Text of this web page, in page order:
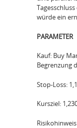
würde ein
PARAMETER
Kauf: Buy
Begrenzung
Stop-Loss:
Kursziel:
Risikohinweis